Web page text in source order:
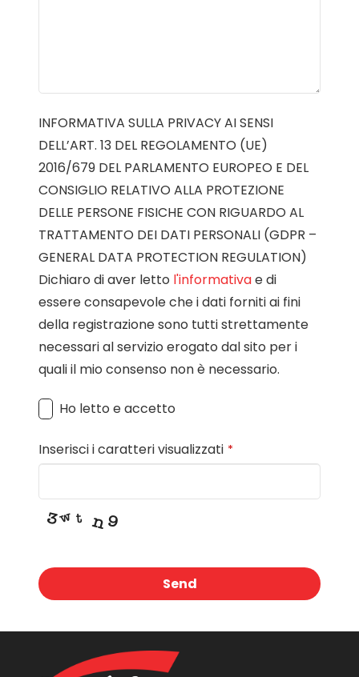
INFORMATIVA SULLA PRIVACY AI SENSI
DELL’ART. 13 DEL REGOLAMENTO (UE)
2016/679 DEL PARLAMENTO EUROPEO E DEL
CONSIGLIO RELATIVO ALLA PROTEZIONE
DELLE PERSONE FISICHE CON RIGUARDO AL
TRATTAMENTO DEI DATI PERSONALI (GDPR –
GENERAL DATA PROTECTION REGULATION)
Dichiaro di aver letto l'informativae di
essere consapevole che i dati forniti ai fini
della registrazione sono tutti strettamente
necessari al servizio erogato dal sito per i
quali il mio consenso non è necessario.
Ho letto e accetto
Inserisci i caratteri visualizzati *
Send
should